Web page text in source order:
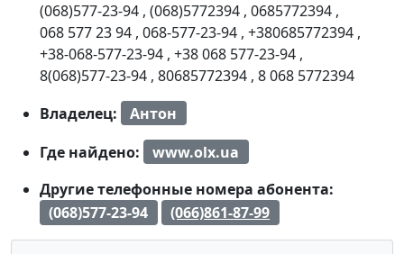
(068)577-23-94 , (068)5772394 , 0685772394 ,
068 577 23 94 , 068-577-23-94 , +380685772394 ,
+38-068-577-23-94 , +38 068 577-23-94 ,
8(068)577-23-94 , 80685772394 , 8 068 5772394
Владелец:
Антон
Где найдено:
www.olx.ua
Другие телефонные номера абонента:
(068)577-23-94
(066)861-87-99